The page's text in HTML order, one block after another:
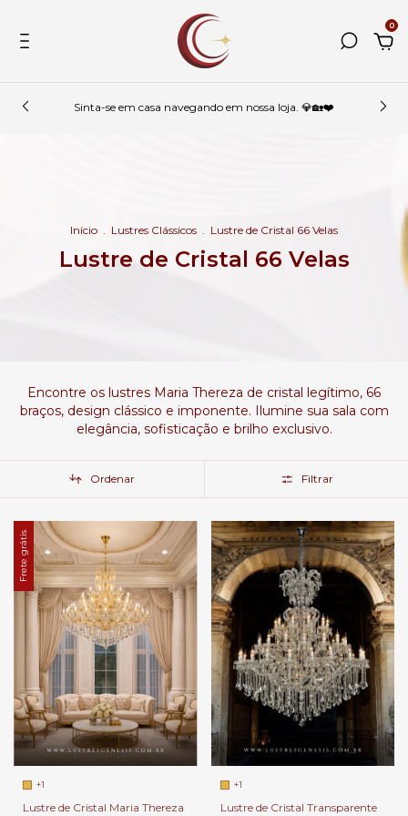
0
Sinta-se em casa navegando em nossa loja. 💎🏡❤️
Início . Lustres Clássicos . Lustre de Cristal 66 Velas
Lustre de Cristal 66 Velas
Encontre os lustres Maria Thereza de cristal legítimo, 66
braços, design clássico e imponente. Ilumine sua sala com
elegância, sofisticação e brilho exclusivo.
Ordenar Filtrar
Frete grátis
+1
Lustre de Cristal Maria Thereza
+1
Lustre de Cristal Transparente